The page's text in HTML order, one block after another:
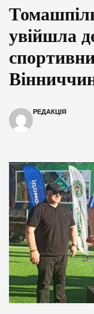
увійшла
РЕДАКЦІЯ